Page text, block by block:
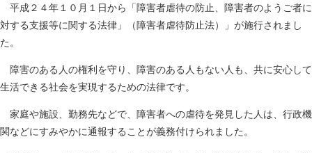
平成２４年１０月１日から「障害者虐待の防止、障害者のようご者に
対する支援等に関する法律」（障害者虐待防止法）」が施行されまし
た。
障害のある人の権利を守り、障害のある人もない人も、共に安心して
生活できる社会を実現するための法律です。
家庭や施設、勤務先などで、障害者への虐待を発見した人は、行政機
関などにすみやかに通報することが義務付けられました。